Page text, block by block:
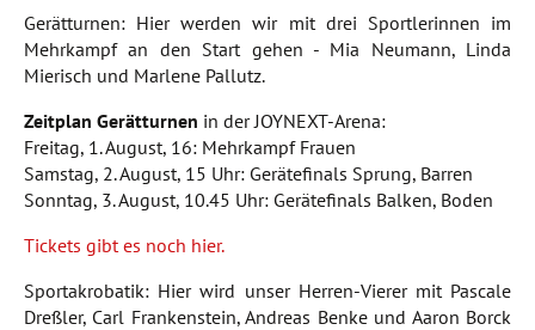
Gerätturnen: Hier werden wir mit drei Sportlerinnen im
Mehrkampf an den Start gehen - Mia Neumann, Linda
Mierisch und Marlene Pallutz.
Zeitplan Gerätturnen in der JOYNEXT-Arena:
Freitag, 1. August, 16: Mehrkampf Frauen
Samstag, 2. August, 15 Uhr: Gerätefinals Sprung, Barren
Sonntag, 3. August, 10.45 Uhr: Gerätefinals Balken, Boden
Tickets gibt es noch hier.
Sportakrobatik: Hier wird unser Herren-Vierer mit Pascale
Dreßler, Carl Frankenstein, Andreas Benke und Aaron Borck